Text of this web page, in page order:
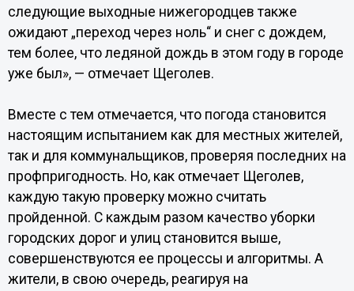
следующие выходные нижегородцев также
ожидают „переход через ноль“ и снег с дождем,
тем более, что ледяной дождь в этом году в городе
уже был», — отмечает Щеголев.
Вместе с тем отмечается, что погода становится
настоящим испытанием как для местных жителей,
так и для коммунальщиков, проверяя последних на
профпригодность. Но, как отмечает Щеголев,
каждую такую проверку можно считать
пройденной. С каждым разом качество уборки
городских дорог и улиц становится выше,
совершенствуются ее процессы и алгоритмы. А
жители, в свою очередь, реагируя на